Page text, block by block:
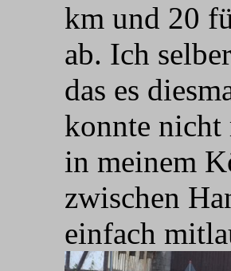
km und 20
ab. Ich
das es
konnte nicht
in meinem
zwischen
einfach